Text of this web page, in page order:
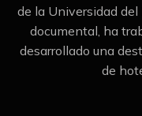
de la Universidad
documental, ha
desarrollado una
de